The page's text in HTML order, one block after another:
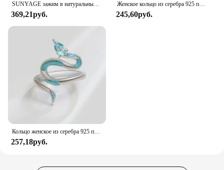
SUNYAGE зажим в натуральные синтетические волосы челки бахрома волосы куски средней части удлинение волос Topper для женщин выпадение волос
369,21руб.
Женское кольцо из серебра 925 пробы с красным Цирконом
245,60руб.
Кольцо женское из серебра 925 пробы с голубым цветом
257,18руб.